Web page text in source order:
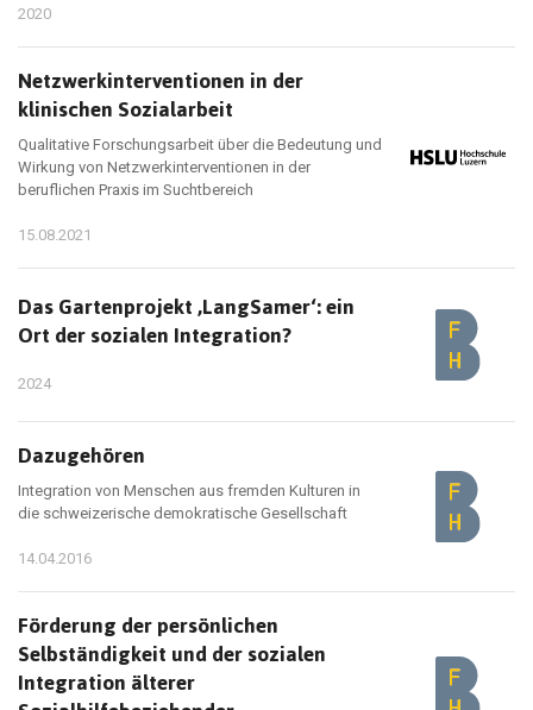
2020
Netzwerkinterventionen in der
klinischen Sozialarbeit
Qualitative Forschungsarbeit über die Bedeutung und
Wirkung von Netzwerkinterventionen in der
beruflichen Praxis im Suchtbereich
15.08.2021
Das Gartenprojekt ‚LangSamer‘: ein
Ort der sozialen Integration?
2024
Dazugehören
Integration von Menschen aus fremden Kulturen in
die schweizerische demokratische Gesellschaft
14.04.2016
Förderung der persönlichen
Selbständigkeit und der sozialen
Integration älterer